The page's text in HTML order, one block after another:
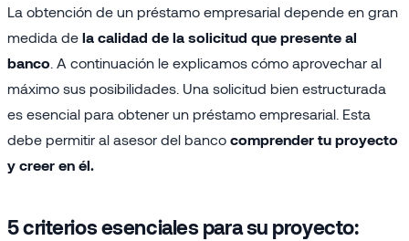
La obtención de un préstamo empresarial depende en gran
medida de la calidad de la solicitud que presente al
banco . A continuación le explicamos cómo aprovechar al
máximo sus posibilidades. Una solicitud bien estructurada
es esencial para obtener un préstamo empresarial. Esta
debe permitir al asesor del banco comprender tu proyecto
y creer en él.
5 criterios esenciales para su proyecto: